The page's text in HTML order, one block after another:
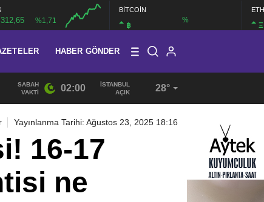
%1,71
BİTCOİN
฿
%
Ξ
HABER GÖNDER
19:40 / MHP EYÜPSULTAN TEŞKİLATI’NIN ACI GÜNÜ
SABAH
VAKTI
02:00
İSTANBUL
AÇIK
28°
Yayınlanma Tarihi: Ağustos 23, 2025 18:16
16-17
ne